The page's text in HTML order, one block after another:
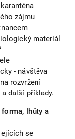
zájmu
materiál
- návštěva
rozvržení
další příklady.
forma, lhůty a
se